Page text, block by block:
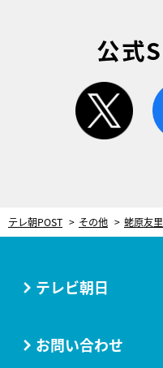
公式
テレ朝POST その他
テレビ朝日
お問い合わせ